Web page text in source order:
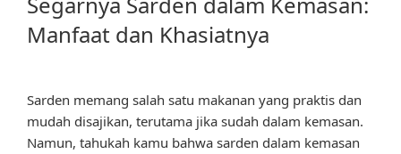
Manfaat dan Khasiatnya
Sarden memang salah satu makanan yang praktis dan
mudah disajikan, terutama jika sudah dalam kemasan.
Namun, tahukah kamu bahwa sarden dalam kemasan